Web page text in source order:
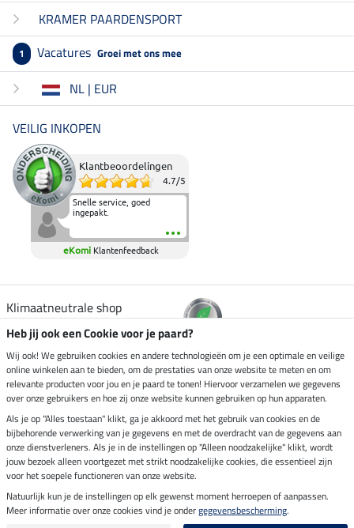
KRAMER PAARDENSPORT
1 Vacatures Groei met ons mee
NL | EUR
VEILIG INKOPEN
Klantbeoordelingen
4.7/5
Snelle service, goed
ingepakt.
eKomi Klantenfeedback
Klimaatneutrale shop
Verzending per
Veilig betalen met
Impressum
Laatste update op 10.08.2026 om 14:33 uur
Heb jij ook een Cookie voor je paard?
Wij ook! We gebruiken cookies en andere technologieën om je een optimale en veilige
online winkelen aan te bieden, om de prestaties van onze website te meten en om
relevante producten voor jou en je paard te tonen! Hiervoor verzamelen we gegevens
over onze gebruikers en hoe zij onze website kunnen gebruiken op hun apparaten.
Als je op "Alles toestaan" klikt, ga je akkoord met het gebruik van cookies en de
bijbehorende verwerking van je gegevens en met de overdracht van de gegevens aan
onze dienstverleners. Als je in de instellingen op "Alleen noodzakelijke" klikt, wordt
jouw bezoek alleen voortgezet met strikt noodzakelijke cookies, die essentieel zijn
voor het soepele functioneren van onze website.
Natuurlijk kun je de instellingen op elk gewenst moment herroepen of aanpassen.
Meer informatie over onze cookies vind je ondergegevensbescherming.